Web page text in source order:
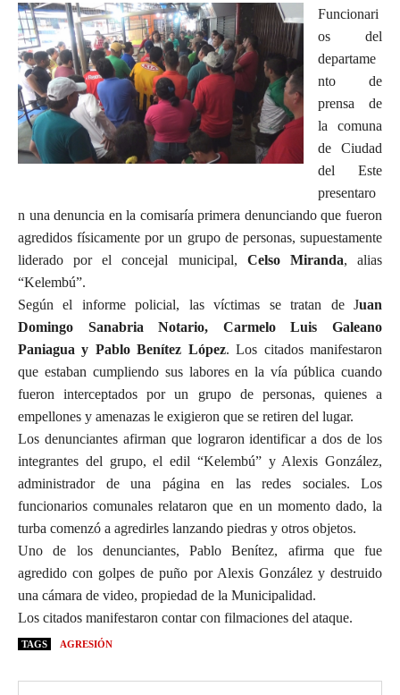
Funcionari
os del
departame
nto de
prensa de
la comuna
de Ciudad
del Este
presentaro
n una denuncia en la comisaría primera denunciando que fueron
agredidos físicamente por un grupo de personas, supuestamente
liderado por el concejal municipal, Celso Miranda, alias
“Kelembú”.
Según el informe policial, las víctimas se tratan de Juan
Domingo Sanabria Notario, Carmelo Luis Galeano
Paniagua y Pablo Benítez López. Los citados manifestaron
que estaban cumpliendo sus labores en la vía pública cuando
fueron interceptados por un grupo de personas, quienes a
empellones y amenazas le exigieron que se retiren del lugar.
Los denunciantes afirman que lograron identificar a dos de los
integrantes del grupo, el edil “Kelembú” y Alexis González,
administrador de una página en las redes sociales. Los
funcionarios comunales relataron que en un momento dado, la
turba comenzó a agredirles lanzando piedras y otros objetos.
Uno de los denunciantes, Pablo Benítez, afirma que fue
agredido con golpes de puño por Alexis González y destruido
una cámara de video, propiedad de la Municipalidad.
Los citados manifestaron contar con filmaciones del ataque.
TAGS AGRESIÓN